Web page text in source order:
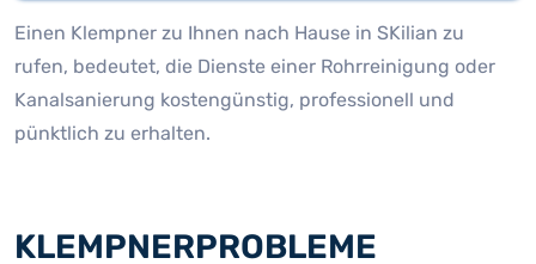
Einen Klempner zu Ihnen nach Hause in SKilian zu
rufen, bedeutet, die Dienste einer Rohrreinigung oder
Kanalsanierung kostengünstig, professionell und
pünktlich zu erhalten.
KLEMPNERPROBLEME